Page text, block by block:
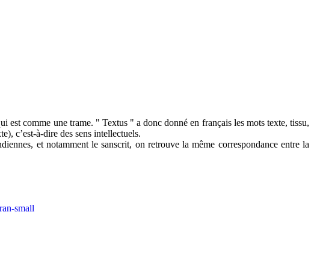
comme une trame. " Textus " a donc donné en français les mots texte, tissu,
c’est-à-dire des sens intellectuels.
et notamment le sanscrit, on retrouve la même correspondance entre la